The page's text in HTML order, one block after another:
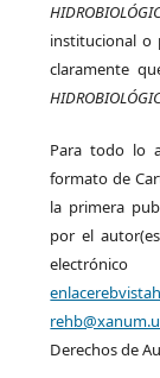
institucional o
claramente
Para todo lo
formato de
la primera
por el
Derechos de